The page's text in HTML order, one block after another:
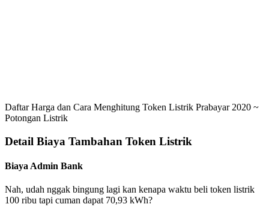
Daftar Harga dan Cara Menghitung Token Listrik Prabayar 2020 ~
Potongan Listrik
Detail Biaya Tambahan Token Listrik
Biaya Admin Bank
Nah, udah nggak bingung lagi kan kenapa waktu beli token listrik
100 ribu tapi cuman dapat 70,93 kWh?